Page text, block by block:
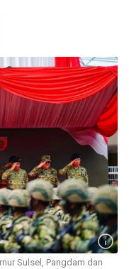
Sulsel, Pangdam dan